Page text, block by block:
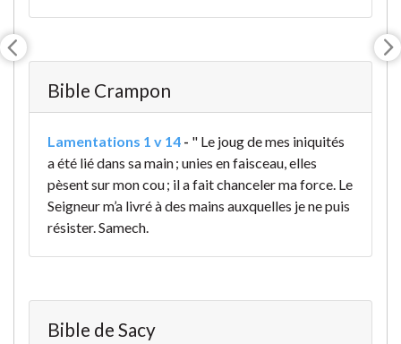
Bible Crampon
Lamentations 1 v 14 - " Le joug de mes iniquités
a été lié dans sa main ; unies en faisceau, elles
pèsent sur mon cou ; il a fait chanceler ma force. Le
Seigneur m’a livré à des mains auxquelles je ne puis
résister. Samech.
Bible de Sacy